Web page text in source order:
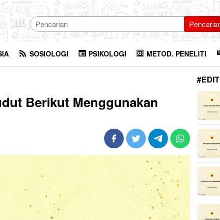
SOSIOLOGI PSIKOLOGI METOD. PENELITI
Berikut Menggunakan